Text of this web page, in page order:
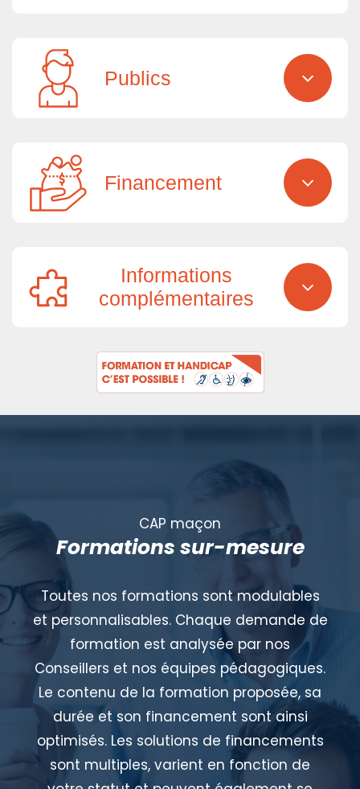
Publics
Financement
Informations
complémentaires
CAP maçon
Formations sur-mesure
Toutes nos formations sont modulables
et personnalisables. Chaque demande de
formation est analysée par nos
Conseillers et nos équipes pédagogiques.
Le contenu de la formation proposée, sa
durée et son financement sont ainsi
optimisés. Les solutions de financements
sont multiples, varient en fonction de